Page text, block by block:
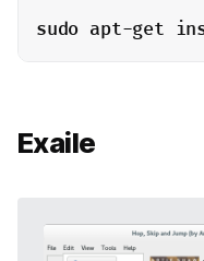
sudo apt-get
Exaile